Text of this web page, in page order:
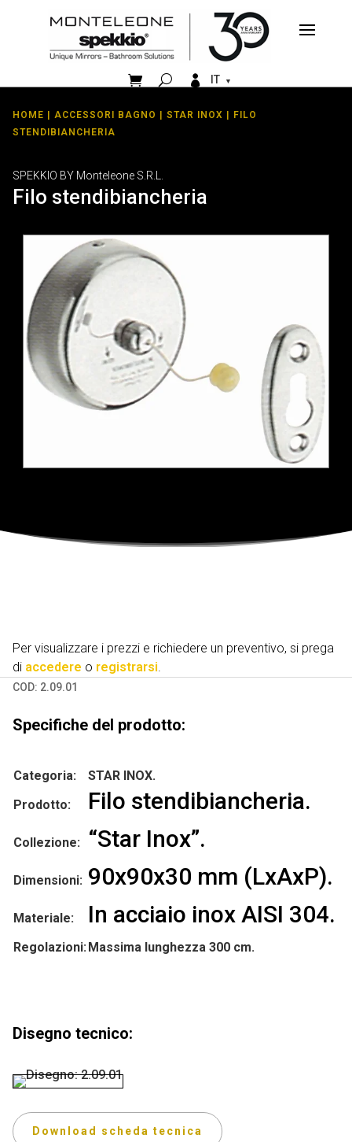
  IT
HOME | ACCESSORI BAGNO | STAR INOX | FILO
STENDIBIANCHERIA
SPEKKIO BY Monteleone S.R.L.
Filo stendibiancheria
Per visualizzare i prezzi e richiedere un preventivo, si prega
di accedere o registrarsi
COD: 2.09.01
Specifiche del prodotto:
Categoria:
STAR INOX.
Prodotto:
Filo stendibiancheria.
Collezione: “Star Inox”.
Dimensioni: 90x90x30 mm (LxAxP).
Materiale: In acciaio inox AISI 304.
Regolazioni: Massima lunghezza 300 cm.
Disegno tecnico:
Download scheda tecnica